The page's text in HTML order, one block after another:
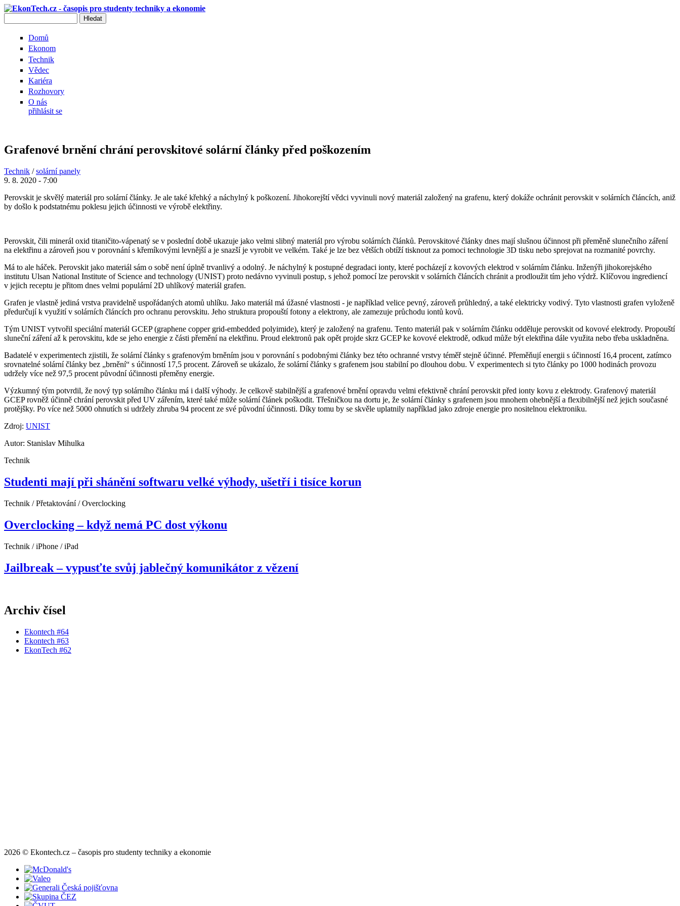
Přejít k hlavnímu obsahu
Domů
Ekonom
Technik
Vědec
Kariéra
Rozhovory
O nás
přihlásit se
Grafenové brnění chrání perovskitové solární články před poškozením
Technik /solární panely
9. 8. 2020 - 7:00
Perovskit je skvělý materiál pro solární články. Je ale také křehký a náchylný k poškození. Jihokorejští vědci vyvinuli nový materiál založený na grafenu, který dokáže ochránit perovskit v solárních článcích, aniž
by došlo k podstatnému poklesu jejich účinnosti ve výrobě elektřiny.
Perovskit, čili minerál oxid titaničito-vápenatý se v poslední době ukazuje jako velmi slibný materiál pro výrobu solárních článků. Perovskitové články dnes mají slušnou účinnost při přeměně slunečního záření
na elektřinu a zároveň jsou v porovnání s křemíkovými levnější a je snazší je vyrobit ve velkém. Také je lze bez větších obtíží tisknout za pomoci technologie 3D tisku nebo sprejovat na rozmanité povrchy.
Má to ale háček. Perovskit jako materiál sám o sobě není úplně trvanlivý a odolný. Je náchylný k postupné degradaci ionty, které pocházejí z kovových elektrod v solárním článku. Inženýři jihokorejského
institutu Ulsan National Institute of Science and technology (UNIST) proto nedávno vyvinuli postup, s jehož pomocí lze perovskit v solárních článcích chránit a prodloužit tím jeho výdrž. Klíčovou ingrediencí
v jejich receptu je přitom dnes velmi populární 2D uhlíkový materiál grafen.
Grafen je vlastně jediná vrstva pravidelně uspořádaných atomů uhlíku. Jako materiál má úžasné vlastnosti - je například velice pevný, zároveň průhledný, a také elektricky vodivý. Tyto vlastnosti grafen vyloženě
předurčují k využití v solárních článcích pro ochranu perovskitu. Jeho struktura propouští fotony a elektrony, ale zamezuje průchodu iontů kovů.
Tým UNIST vytvořil speciální materiál GCEP (graphene copper grid-embedded polyimide), který je založený na grafenu. Tento materiál pak v solárním článku odděluje perovskit od kovové elektrody. Propouští
sluneční záření až k perovskitu, kde se jeho energie z části přemění na elektřinu. Proud elektronů pak opět projde skrz GCEP ke kovové elektrodě, odkud může být elektřina dále využita nebo třeba uskladněna.
Badatelé v experimentech zjistili, že solární články s grafenovým brněním jsou v porovnání s podobnými články bez této ochranné vrstvy téměř stejně účinné. Přeměňují energii s účinností 16,4 procent, zatímco
srovnatelné solární články bez „brnění“ s účinností 17,5 procent. Zároveň se ukázalo, že solární články s grafenem jsou stabilní po dlouhou dobu. V experimentech si tyto články po 1000 hodinách provozu
udržely více než 97,5 procent původní účinnosti přeměny energie.
Výzkumný tým potvrdil, že nový typ solárního článku má i další výhody. Je celkově stabilnější a grafenové brnění opravdu velmi efektivně chrání perovskit před ionty kovu z elektrody. Grafenový materiál
GCEP rovněž účinně chrání perovskit před UV zářením, které také může solární článek poškodit. Třešničkou na dortu je, že solární články s grafenem jsou mnohem ohebnější a flexibilnější než jejich současné
protějšky. Po více než 5000 ohnutích si udržely zhruba 94 procent ze své původní účinnosti. Díky tomu by se skvěle uplatnily například jako zdroje energie pro nositelnou elektroniku.
Zdroj: UNIST
Autor: Stanislav Mihulka
Technik
Studenti mají při shánění softwaru velké výhody, ušetří i tisíce korun
Technik / Přetaktování / Overclocking
Overclocking – když nemá PC dost výkonu
Technik / iPhone / iPad
Jailbreak – vypusťte svůj jablečný komunikátor z vězení
Archiv čísel
Ekontech #64
Ekontech #63
EkonTech #62
2026 © Ekontech.cz – časopis pro studenty techniky a ekonomie